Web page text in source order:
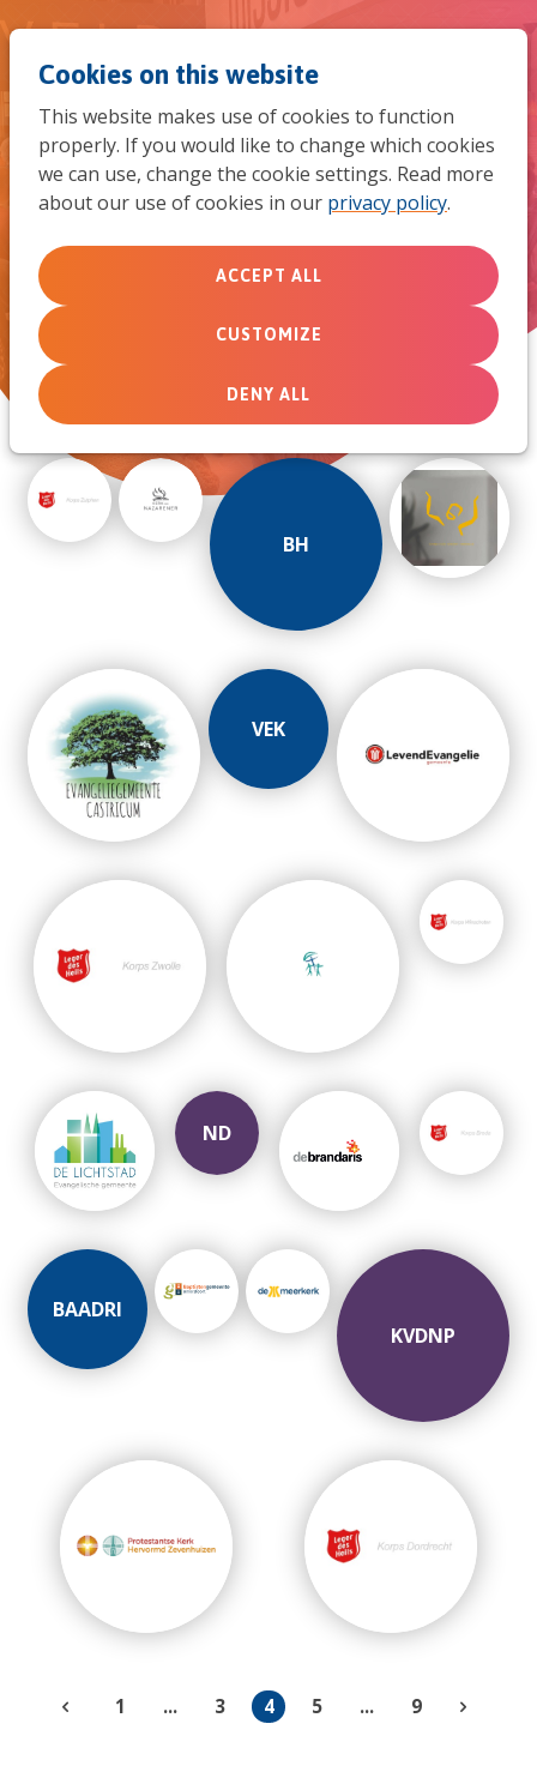
Cookies on this website
This website makes use of cookies to function
properly. If you would like to change which cookies
we can use, change the cookie settings. Read more
about our use of cookies in our privacy policy.
ACCEPT ALL
CUSTOMIZE
DENY ALL
Deze geloofsgemeenschappen
zijn onderdeel van de
evangelische alliantie
SEARCH
BH
VEK
ND
BAADRI
KVDNP
1 ... 3 4 5 ... 9